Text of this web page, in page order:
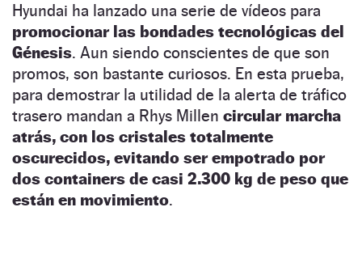
Hyundai ha lanzado una serie de vídeos para
promocionar las bondades tecnológicas del
Génesis. Aun siendo conscientes de que son
promos, son bastante curiosos. En esta prueba,
para demostrar la utilidad de la alerta de tráfico
trasero mandan a Rhys Millen circular marcha
atrás, con los cristales totalmente
oscurecidos, evitando ser empotrado por
dos containers de casi 2.300 kg de peso que
están en movimiento.